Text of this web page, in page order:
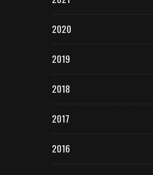
2020
2019
2018
2017
2016